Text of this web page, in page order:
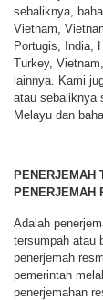
sebaliknya,
Vietnam,
Portugis, India,
Turkey,
lainnya. Kami
atau sebaliknya
Melayu dan
PENERJEMAH
PENERJEMAH
Adalah
tersumpah atau
penerjemah
pemerintah
penerjemahan